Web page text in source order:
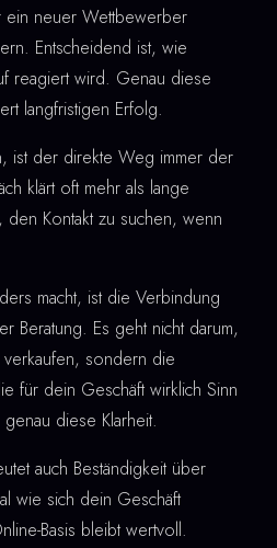
ein neuer Wettbewerber
Entscheidend ist, wie
reagiert wird. Genau diese
langfristigen Erfolg.
ist der direkte Weg immer der
klärt oft mehr als lange
Kontakt zu suchen, wenn
macht, ist die Verbindung
Beratung. Es geht nicht darum,
sondern die
für dein Geschäft wirklich Sinn
diese Klarheit.
auch Beständigkeit über
wie sich dein Geschäft
Basis bleibt wertvoll.